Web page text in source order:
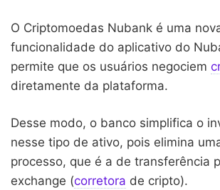
O Criptomoedas Nubank é uma
funcionalidade do aplicativo do
permite que os usuários negociem
diretamente da plataforma.
Desse modo, o banco simplifica o
nesse tipo de ativo, pois elimina
processo, que é a de transferência
exchange (corretora de cripto).